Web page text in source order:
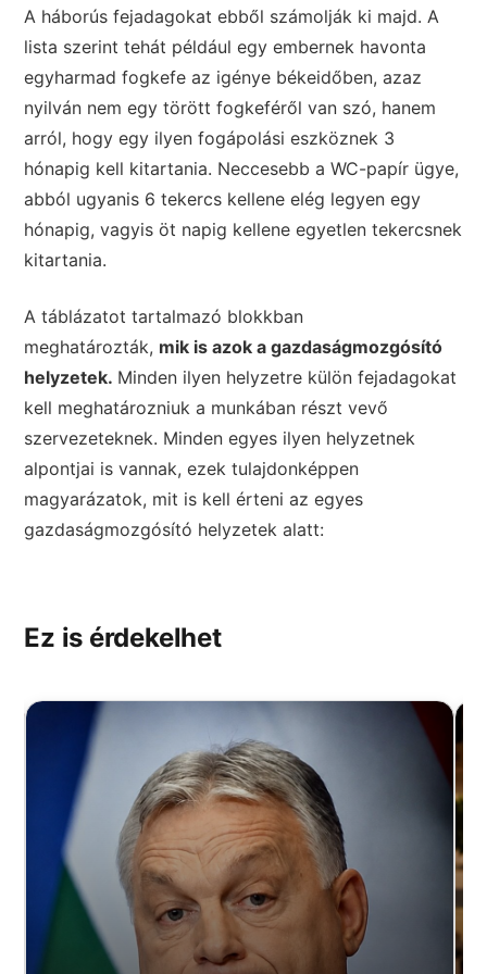
A háborús fejadagokat ebből számolják ki majd. A
lista szerint tehát például egy embernek havonta
egyharmad fogkefe az igénye békeidőben, azaz
nyilván nem egy törött fogkeféről van szó, hanem
arról, hogy egy ilyen fogápolási eszköznek 3
hónapig kell kitartania. Neccesebb a WC-papír ügye,
abból ugyanis 6 tekercs kellene elég legyen egy
hónapig, vagyis öt napig kellene egyetlen tekercsnek
kitartania.
A táblázatot tartalmazó blokkban
meghatározták, mik is azok a gazdaságmozgósító
helyzetek. Minden ilyen helyzetre külön fejadagokat
kell meghatározniuk a munkában részt vevő
szervezeteknek. Minden egyes ilyen helyzetnek
alpontjai is vannak, ezek tulajdonképpen
magyarázatok, mit is kell érteni az egyes
gazdaságmozgósító helyzetek alatt:
Ez is érdekelhet